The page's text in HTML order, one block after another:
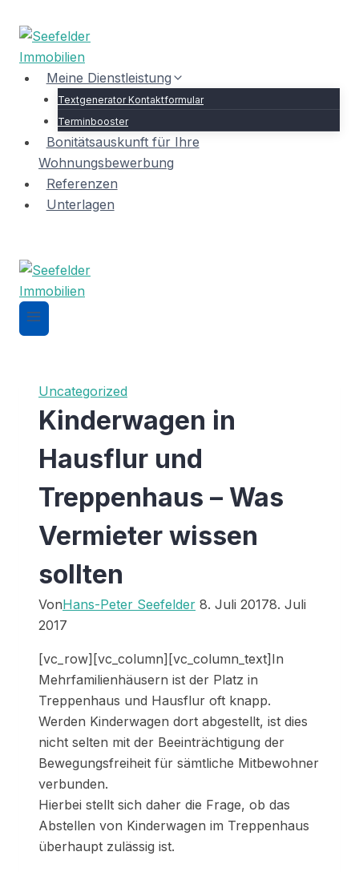
Inhalt
springen
Meine Dienstleistung
Textgenerator Kontaktformular
Terminbooster
Bonitätsauskunft für Ihre
Wohnungsbewerbung
Referenzen
Unterlagen
Uncategorized
Kinderwagen in
Hausflur und
Treppenhaus – Was
Vermieter wissen
sollten
VonHans-Peter Seefelder 8. Juli 20178. Juli
2017
[vc_row][vc_column][vc_column_text]In
Mehrfamilienhäusern ist der Platz in
Treppenhaus und Hausflur oft knapp.
Werden Kinderwagen dort abgestellt, ist dies
nicht selten mit der Beeinträchtigung der
Bewegungsfreiheit für sämtliche Mitbewohner
verbunden.
Hierbei stellt sich daher die Frage, ob das
Abstellen von Kinderwagen im Treppenhaus
überhaupt zulässig ist.